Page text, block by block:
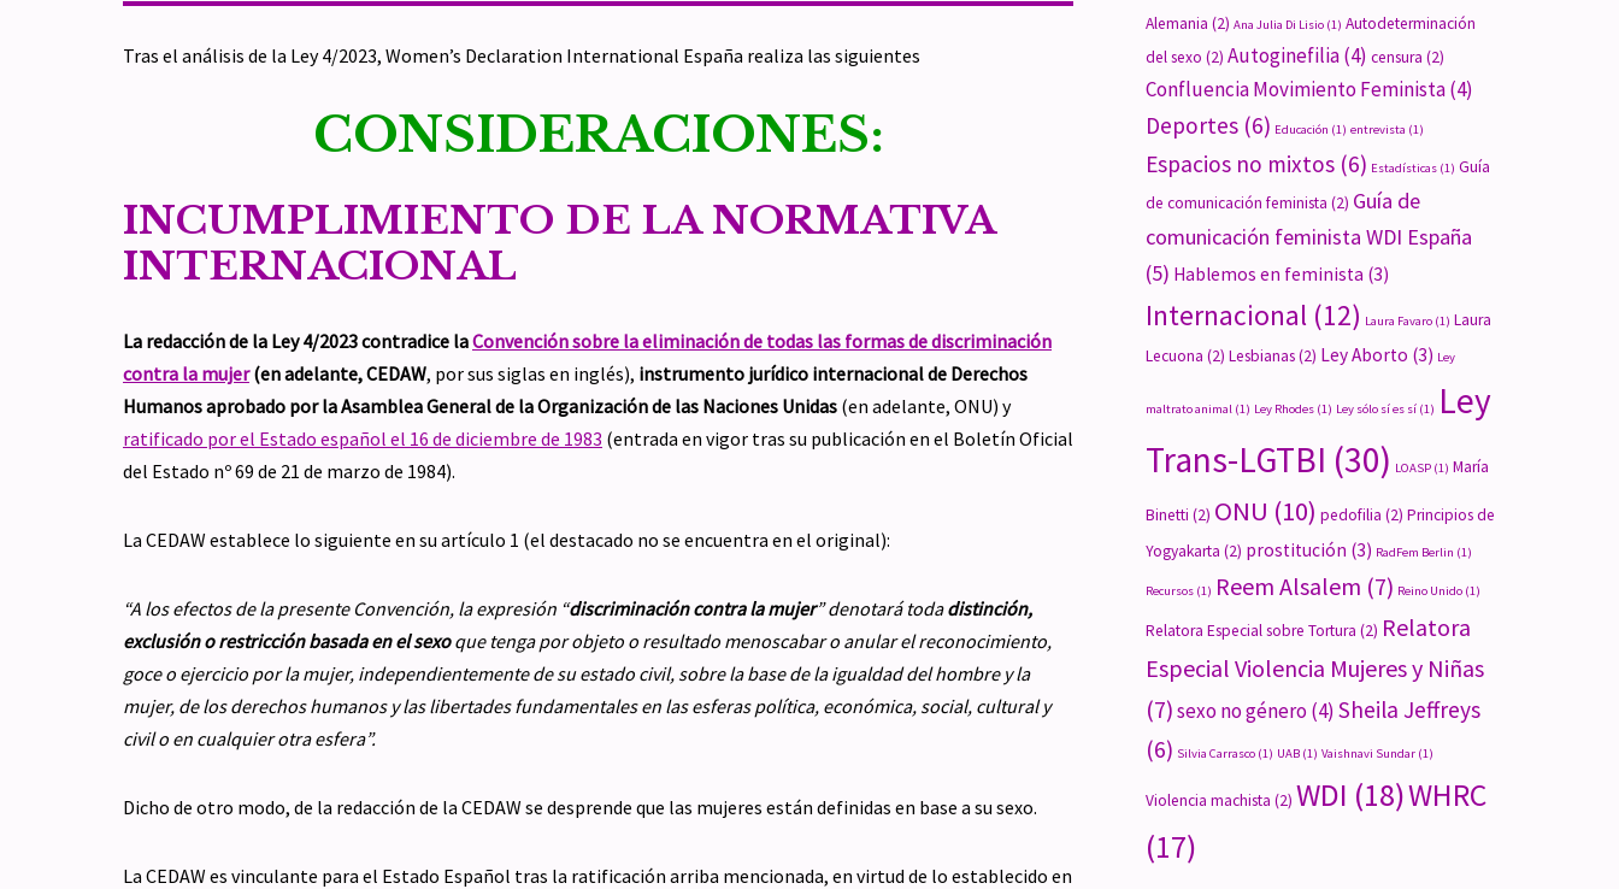
Tras el análisis de la Ley 4/2023, Women’s Declaration International España realiza las siguientes
CONSIDERACIONES:
INCUMPLIMIENTO DE LA NORMATIVA
INTERNACIONAL
La redacción de la Ley 4/2023contradice laConvención sobre la eliminación de todas las formas de discriminación
contra la mujer(en adelante, CEDAW, por sus siglas en inglés), instrumento jurídico internacional de Derechos
Humanos aprobado por la Asamblea General de la Organización de las Naciones Unidas (en adelante, ONU) y
ratificado por el Estado español el 16 de diciembre de 1983 (entrada en vigor tras su publicación en el Boletín Oficial
del Estado nº 69 de 21 de marzo de 1984).
La CEDAW establece lo siguiente en su artículo 1 (el destacado no se encuentra en el original):
“A los efectos de la presente Convención, la expresión “discriminación contra la mujer” denotará todadistinción,
exclusión o restricciónbasada en el sexoque tenga por objeto o resultado menoscabar o anular el reconocimiento,
goce o ejercicio por la mujer, independientemente de su estado civil, sobre la base de la igualdad del hombre y la
mujer, de los derechos humanos y las libertades fundamentales en las esferas política, económica, social, cultural y
civil o en cualquier otra esfera”.
Dicho de otro modo, de la redacción de la CEDAW se desprende que las mujeres están definidas en base a su sexo.
La CEDAW es vinculante para el Estado Español tras la ratificación arriba mencionada, en virtud de lo establecido en
Alemania (2) Ana Julia Di Lisio (1) Autodeterminación
del sexo (2) Autoginefilia(4) censura (2)
Confluencia Movimiento Feminista(4)
Deportes (6) Educación (1) entrevista (1)
Espacios no mixtos (6) Estadísticas (1) Guía
de comunicación feminista (2) Guía de
comunicación feminista WDI España
(5) Hablemos en feminista (3)
Internacional (12) Laura Favaro (1) Laura
Lecuona (2) Lesbianas(2) Ley Aborto (3) Ley
maltrato animal (1) Ley Rhodes (1) Ley sólo sí es sí (1) Ley
Trans-LGTBI (30) LOASP (1) María
Binetti (2) ONU (10) pedofilia (2) Principios de
Yogyakarta (2) prostitución (3) RadFem Berlin (1)
Recursos (1) Reem Alsalem (7) Reino Unido (1)
Relatora Especial sobre Tortura (2) Relatora
Especial Violencia Mujeres y Niñas
(7)sexo no género(4) Sheila Jeffreys
(6) Silvia Carrasco (1) UAB (1) Vaishnavi Sundar (1)
Violencia machista (2) WDI (18)WHRC
(17)